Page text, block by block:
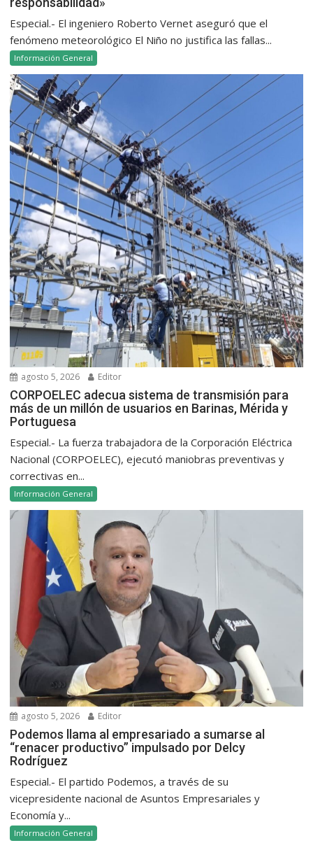
Especial.- El ingeniero Roberto Vernet aseguró que el
fenómeno meteorológico El Niño no justifica las fallas...
Información General
agosto 5, 2026 Editor
CORPOELEC adecua sistema de transmisión para
más de un millón de usuarios en Barinas, Mérida y
Portuguesa
Especial.- La fuerza trabajadora de la Corporación Eléctrica
Nacional (CORPOELEC), ejecutó maniobras preventivas y
correctivas en...
Información General
agosto 5, 2026 Editor
Podemos llama al empresariado a sumarse al
“renacer productivo” impulsado por Delcy
Rodríguez
Especial.- El partido Podemos, a través de su
vicepresidente nacional de Asuntos Empresariales y
Economía y...
Información General